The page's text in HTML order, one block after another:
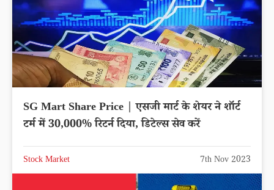
SG Mart Share Price | एसजी मार्ट के शेयर ने शॉर्ट
टर्म में 30,000% रिटर्न दिया, डिटेल्स सेव करें
Stock Market 7th Nov 2023